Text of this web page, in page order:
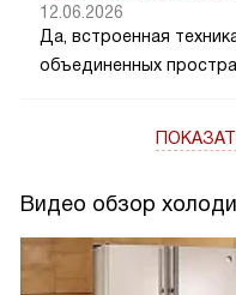
12.06.2026
Да, встроенная
объединенных
Видео обзор